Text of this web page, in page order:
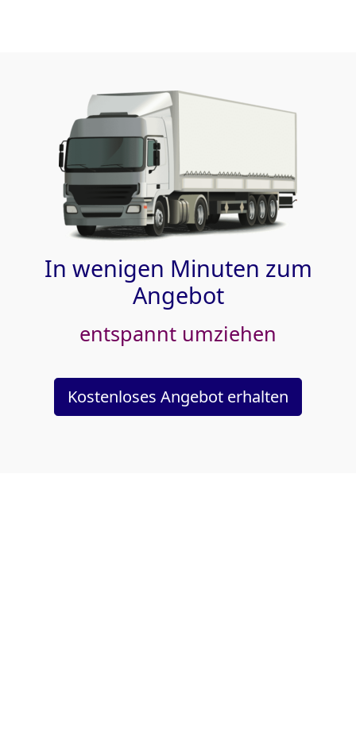
In wenigen Minuten zum
Angebot
entspannt umziehen
Kostenloses Angebot erhalten